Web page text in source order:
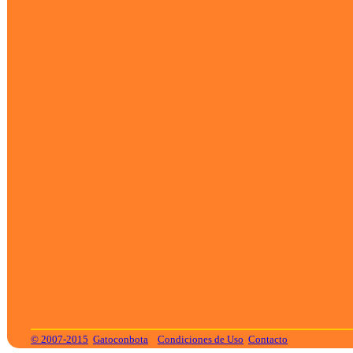
© 2007-2015 Gatoconbota Condiciones de Uso Contacto